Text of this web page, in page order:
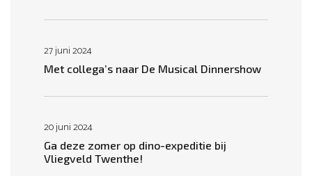
27 juni 2024
Met collega’s naar De Musical Dinnershow
20 juni 2024
Ga deze zomer op dino-expeditie bij
Vliegveld Twenthe!